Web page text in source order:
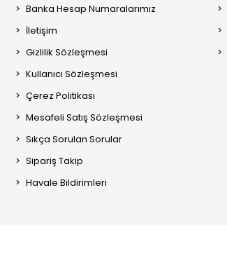
Banka Hesap Numaralarımız
İletişim
Gizlilik Sözleşmesi
Kullanıcı Sözleşmesi
Çerez Politikası
Mesafeli Satış Sözleşmesi
Sıkça Sorulan Sorular
Sipariş Takip
Havale Bildirimleri